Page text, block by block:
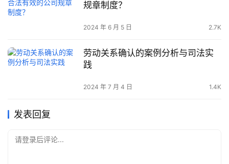
规章制度？
2024 年 6 月 5 日 2.7K
劳动关系确认的案例分析与司法实
践
2024 年 7 月 4 日 1.4K
发表回复
请登录后评论...